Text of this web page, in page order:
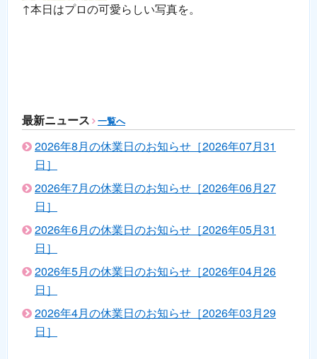
↑本日はプロの可愛らしい写真を。
最新ニュース 一覧へ
2026年8月の休業日のお知らせ［2026年07月31
日］
2026年7月の休業日のお知らせ［2026年06月27
日］
2026年6月の休業日のお知らせ［2026年05月31
日］
2026年5月の休業日のお知らせ［2026年04月26
日］
2026年4月の休業日のお知らせ［2026年03月29
日］